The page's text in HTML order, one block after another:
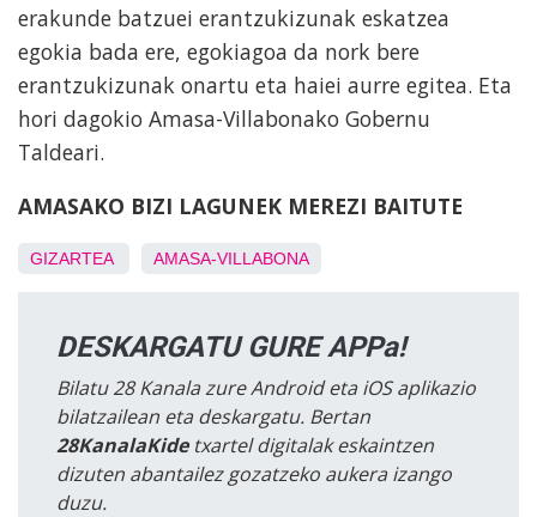
erakunde batzuei erantzukizunak eskatzea
egokia bada ere, egokiagoa da nork bere
erantzukizunak onartu eta haiei aurre egitea. Eta
hori dagokio Amasa-Villabonako Gobernu
Taldeari.
AMASAKO BIZI LAGUNEK MEREZI BAITUTE
GIZARTEA AMASA-VILLABONA
DESKARGATU GURE APPa!
Bilatu 28 Kanala zure Android eta iOS aplikazio
bilatzailean eta deskargatu. Bertan
28KanalaKidetxartel digitalak eskaintzen
dizuten abantailez gozatzeko aukera izango
duzu.